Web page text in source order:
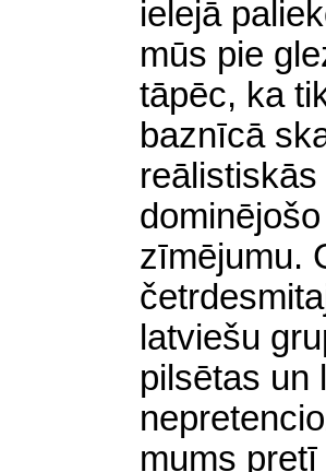
ielejā
mūs pie
tāpēc, ka
baznīcā
zīmējumu.
latviešu
pilsētas un
mums